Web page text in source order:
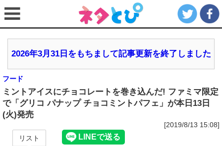
2026年3月31日をもちまして記事更新を終了しました
フード
ミントアイスにチョコレートを巻き込んだ! ファミマ限定
で「グリコ パナップ チョコミントパフェ」が本日13日
(火)発売
[2019/8/13 15:08]
リスト